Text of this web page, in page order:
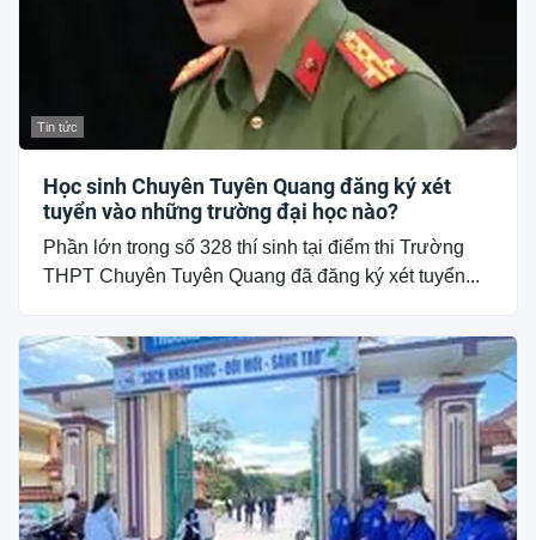
Tin tức
Học sinh Chuyên Tuyên Quang đăng ký xét
tuyển vào những trường đại học nào?
Phần lớn trong số 328 thí sinh tại điểm thi Trường
THPT Chuyên Tuyên Quang đã đăng ký xét tuyển...